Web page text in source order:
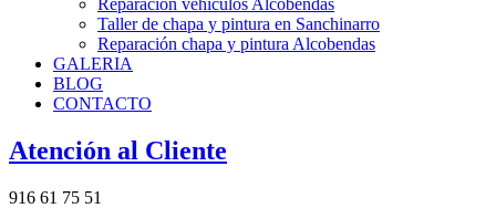
Reparación vehículos Alcobendas
Taller de chapa y pintura en Sanchinarro
Reparación chapa y pintura Alcobendas
GALERIA
BLOG
CONTACTO
Atención al Cliente
916 61 75 51